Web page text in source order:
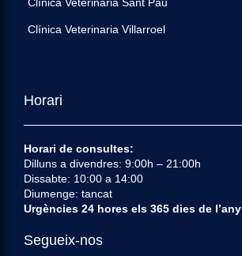
Clínica Veterinaria Villarroel
Horari
Horari de consultes:
Dilluns a divendres: 9:00h – 21:00h
Dissabte: 10:00 a 14:00
Diumenge: tancat
Urgències 24 hores els 365 dies de l’any
Segueix-nos